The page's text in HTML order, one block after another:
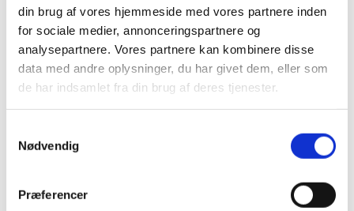
din brug af vores hjemmeside med vores partnere inden
for sociale medier, annonceringspartnere og
analysepartnere. Vores partnere kan kombinere disse
data med andre oplysninger, du har givet dem, eller som
de har indsamlet fra din brug af deres tjenester.
Nødvendig
Præferencer
Videregivelse af oplysninger
Data om din brug af websitet, hvilke annoncer du
modtager og evt. klikker på, geografisk placering,
tredjeparter i det omfang oplysningerne er kendt,
se hvilke tredjeparter, der er tale om, i afsnittet